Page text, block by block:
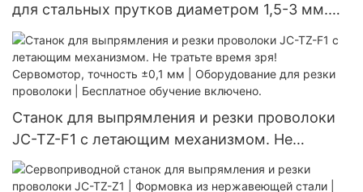
для стальных прутков диаметром 1,5-3 мм.
Промышленное оборудование для
выпрямления проволоки | Система ЧПУ-резки
и автоматической подачи | Сертифицировано
по ISO 9001 | Используется более чем на 1000
заводах.
Станок для выпрямления и резки проволоки
JC-TZ-F1 с летающим механизмом. Не
тратьте время зря! Сервомотор, точность ±0,1
мм | Оборудование для резки проволоки |